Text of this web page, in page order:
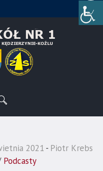
2021
Piotr Krebs
Podcasty